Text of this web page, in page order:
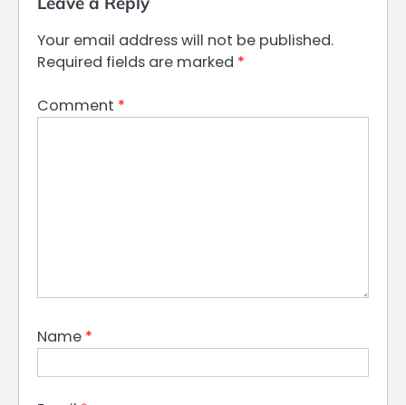
Your email address will not be published.
Required fields are marked *
Comment *
Name *